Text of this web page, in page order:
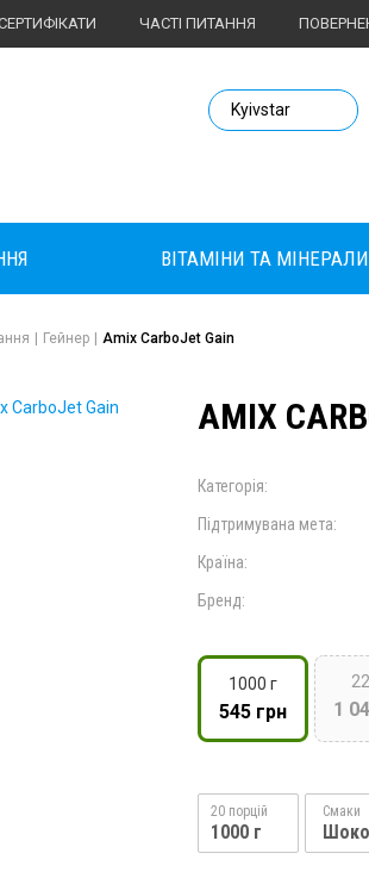
ЧАСТІ ПИТАННЯ
Body Market №1 магазин
Kyivstar
ВІТАМІНИ ТА МІНЕРАЛИ
Гейнер Amix CarboJet Gain
AMIX
Категорія:
Підтримувана мета:
Країна:
Бренд:
1000 г
545 грн 1
20 порцій
1000 г
Смаки